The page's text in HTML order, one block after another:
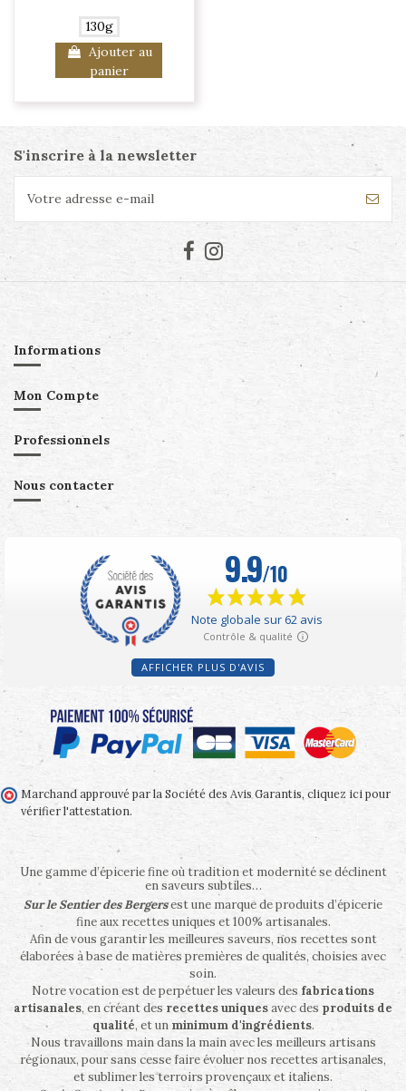
130g
Ajouter au
panier
S'inscrire à la newsletter
Informations
Mon Compte
Professionnels
Nous contacter
AFFICHER PLUS D'AVIS
Marchand approuvé par la Société des Avis Garantis, cliquez ici pour
vérifier l'attestation.
Une gamme d’épicerie fine où tradition et modernité se déclinent
en saveurs subtiles…
Sur le Sentier des Bergersest une marque de produits d’épicerie
fine aux recettes uniques et 100% artisanales.
Afin de vous garantir les meilleures saveurs, nos recettes sont
élaborées à base de matières premières de qualités, choisies avec
soin.
Notre vocation est de perpétuer les valeurs des fabrications
artisanales, en créant des recettes uniquesavec des produits de
qualité, et un minimum d'ingrédients.
Nous travaillons main dans la main avec les meilleurs artisans
régionaux, pour sans cesse faire évoluer nos recettes artisanales,
et sublimer les terroirs provençaux et italiens.